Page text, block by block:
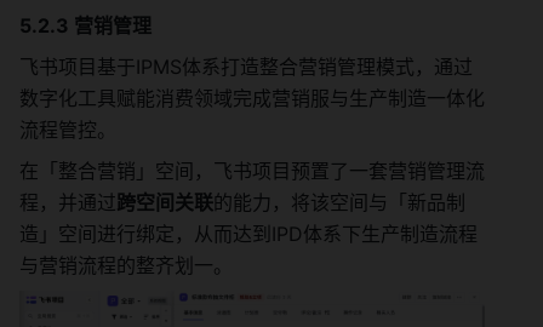
5.2.3 营销管理
飞书项目基于IPMS体系打造整合营销管理模式，通过
数字化工具赋能消费领域完成营销服与生产制造一体化
流程管控。
在「整合营销」空间，飞书项目预置了一套营销管理流
程，并通过跨空间关联的能力，将该空间与「新品制
造」空间进行绑定，从而达到IPD体系下生产制造流程
与营销流程的整齐划一。